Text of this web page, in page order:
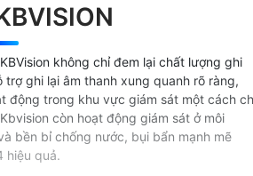
không chỉ đem lại chất lượng ghi
trợ ghi lại âm thanh xung quanh rõ ràng,
động trong khu vực giám sát một cách
còn hoạt động giám sát ở môi
bền bỉ chống nước, bụi bẩn mạnh mẽ
hiệu quả.